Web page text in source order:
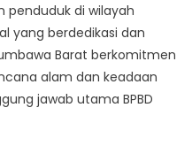
penduduk di wilayah
yang berdedikasi dan
Barat berkomitmen
alam dan keadaan
jawab utama BPBD